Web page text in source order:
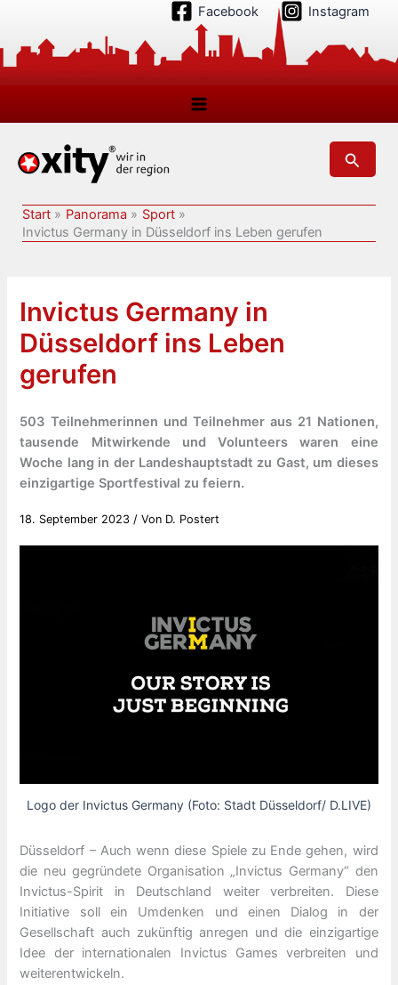
springen
Facebook Instagram
Suchen
Start Panorama
Sport
Invictus Germany in Düsseldorf ins Leben gerufen
Invictus Germany in
Düsseldorf ins Leben
gerufen
503 Teilnehmerinnen und Teilnehmer aus 21 Nationen,
tausende Mitwirkende und Volunteers waren eine
Woche lang in der Landeshauptstadt zu Gast, um dieses
einzigartige Sportfestival zu feiern.
18. September 2023 / Von D. Postert
Logo der Invictus Germany (Foto: Stadt Düsseldorf/ D.LIVE)
Düsseldorf – Auch wenn diese Spiele zu Ende gehen, wird
die neu gegründete Organisation „Invictus Germany“ den
Invictus-Spirit in Deutschland weiter verbreiten. Diese
Initiative soll ein Umdenken und einen Dialog in der
Gesellschaft auch zukünftig anregen und die einzigartige
Idee der internationalen Invictus Games verbreiten und
weiterentwickeln.